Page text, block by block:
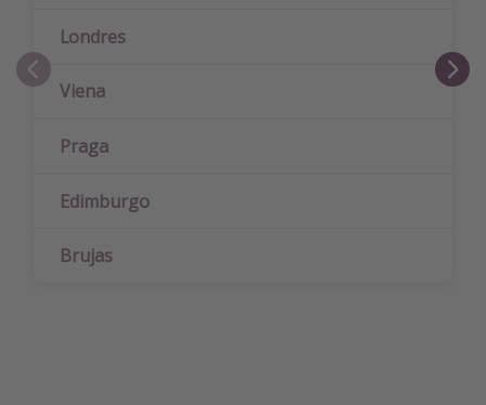
Londres
Viena
Praga
Edimburgo
Brujas